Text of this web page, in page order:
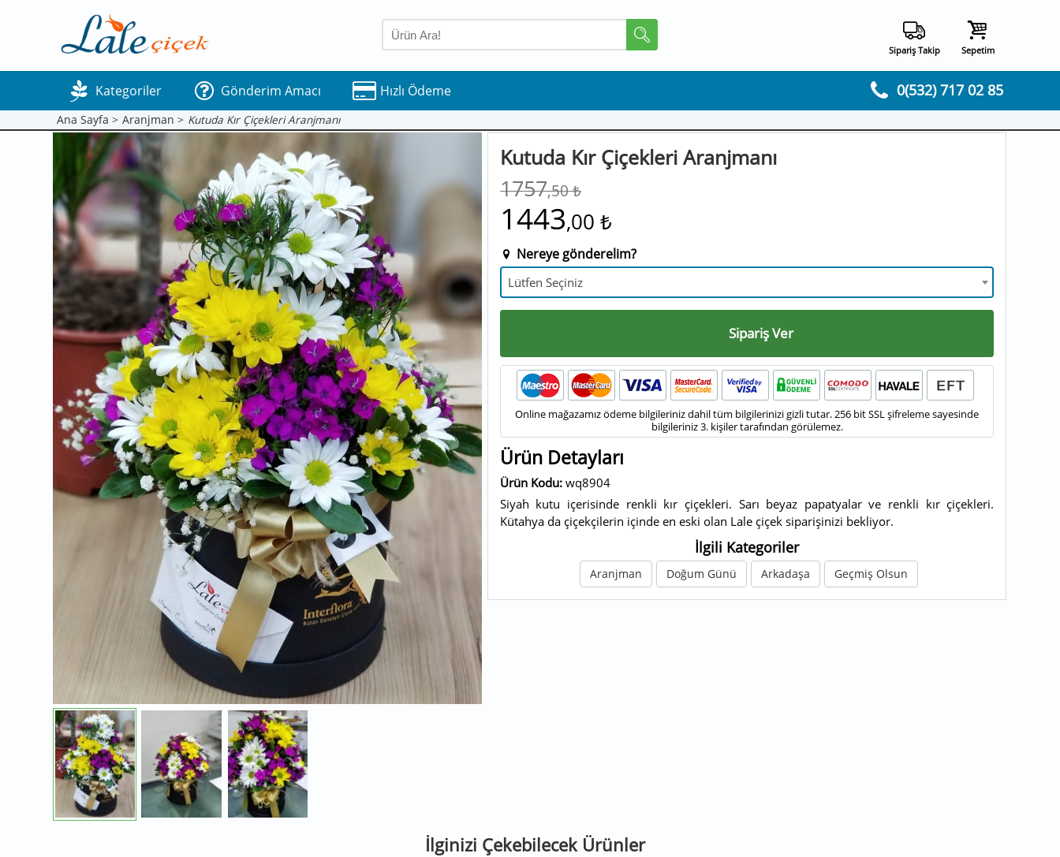
Sipariş Takip Sepetim
Kategoriler Gönderim Amacı Hızlı Ödeme 0(532) 717 02 85
Ana Sayfa > Aranjman > Kutuda Kır Çiçekleri Aranjmanı
Kutuda Kır Çiçekleri Aranjmanı
1757,50 ₺
1443,00 ₺
Nereye gönderelim?
Lütfen Seçiniz
Sipariş Ver
Online mağazamız ödeme bilgileriniz dahil tüm bilgilerinizi gizli tutar. 256 bit SSL şifreleme sayesinde
bilgileriniz 3. kişiler tarafından görülemez.
Ürün Detayları
Ürün Kodu: wq8904
Siyah kutu içerisinde renkli kır çiçekleri. Sarı beyaz papatyalar ve renkli kır çiçekleri.
Kütahya da çiçekçilerin içinde en eski olan Lale çiçek siparişinizi bekliyor.
İlgili Kategoriler
Aranjman Doğum Günü Arkadaşa Geçmiş Olsun
İlginizi Çekebilecek Ürünler